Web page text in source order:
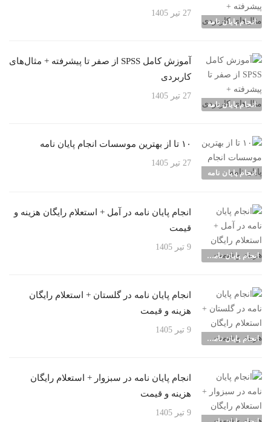
انجام پایان نامه
27 تیر 1405
انجام پایان نامه
آموزش کامل SPSS از صفر تا پیشرفته + مثال‌های
کاربردی
27 تیر 1405
انجام پایان نامه
۱۰ تا از بهترین موسسات انجام پایان نامه
27 تیر 1405
انجام پایان نامه شهرها
انجام پایان نامه در آمل + استعلام رایگان هزینه و
قیمت
9 تیر 1405
انجام پایان نامه شهرها
انجام پایان نامه در گلستان + استعلام رایگان
هزینه و قیمت
9 تیر 1405
انجام پایان نامه در سبزوار + استعلام رایگان
هزینه و قیمت
9 تیر 1405